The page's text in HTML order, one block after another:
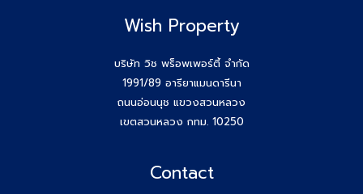
Wish Property
บริษัท วิช พร็อพเพอร์ตี้ จำกัด
1991/89 อารียาแมนดารีนา
ถนนอ่อนนุช แขวงสวนหลวง
เขตสวนหลวง กทม. 10250
Contact